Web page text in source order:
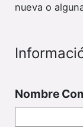
nueva o
Nombre